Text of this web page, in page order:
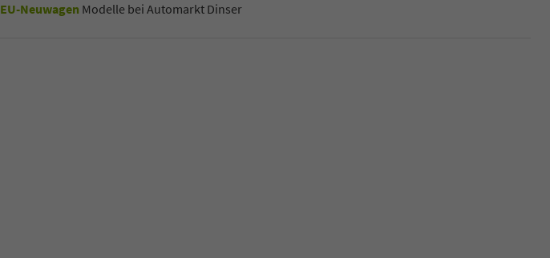
Neuwagen Modelle bei Automarkt Dinser
Oliver Zerbe